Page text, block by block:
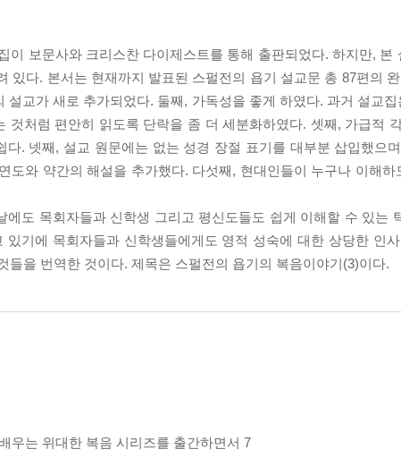
이 보문사와 크리스찬 다이제스트를 통해 출판되었다. 하지만, 본
있다. 본서는 현재까지 발표된 스펄전의 욥기 설교문 총 87편의
설교가 새로 추가되었다. 둘째, 가독성을 좋게 하였다. 과거 설교
것처럼 편안히 읽도록 단락을 좀 더 세분화하였다. 셋째, 가급적
. 넷째, 설교 원문에는 없는 성경 장절 표기를 대부분 삽입했으
도와 약간의 해설을 추가했다. 다섯째, 현대인들이 누구나 이해
에도 목회자들과 신학생 그리고 평신도들도 쉽게 이해할 수 있는
기에 목회자들과 신학생들에게도 영적 성숙에 대한 상당한 인
들을 번역한 것이다. 제목은 스펄전의 욥기의 복음이야기(3)이다.
우는 위대한 복음 시리즈를 출간하면서 7